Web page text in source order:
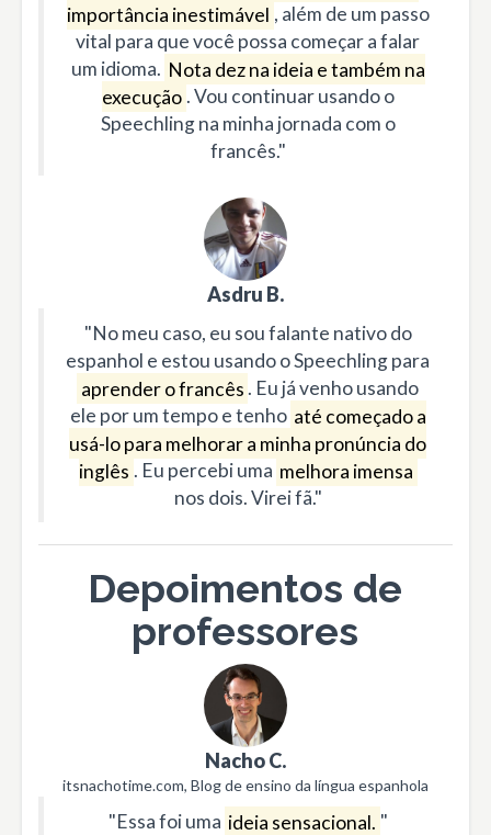
importância inestimável , além de um passo
vital para que você possa começar a falar
um idioma. Nota dez na ideia e também na
execução . Vou continuar usando o
Speechling na minha jornada com o
francês."
Asdru B.
"No meu caso, eu sou falante nativo do
espanhol e estou usando o Speechling para
aprender o francês . Eu já venho usando
ele por um tempo e tenho até começado a
usá-lo para melhorar a minha pronúncia do
inglês . Eu percebi uma melhora imensa
nos dois. Virei fã."
Depoimentos de
professores
Nacho C.
itsnachotime.com, Blog de ensino da língua espanhola
"Essa foi uma ideia sensacional. "